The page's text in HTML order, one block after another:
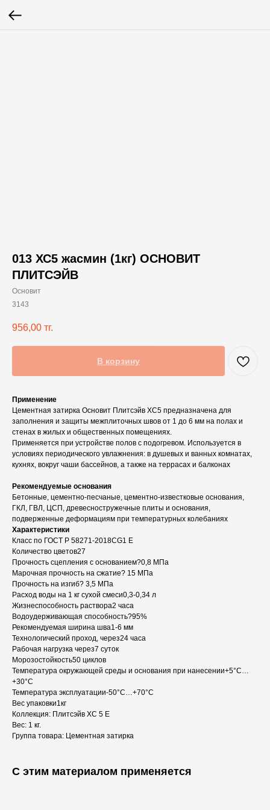
013 ХС5 жасмин (1кг) ОСНОВИТ
ПЛИТСЭЙВ
Основит
3143
956,00 тг.
В корзину
Применение
Цементная затирка Основит Плитсэйв XC5 предназначена для
заполнения и защиты межплиточных швов от 1 до 6 мм на полах и
стенах в жилых и общественных помещениях.
Применяется при устройстве полов с подогревом. Используется в
условиях периодического увлажнения: в душевых и ванных комнатах,
кухнях, вокруг чаши бассейнов, а также на террасах и балконах
Рекомендуемые основания
Бетонные, цементно-песчаные, цементно-известковые основания,
ГКЛ, ГВЛ, ЦСП, древесностружечные плиты и основания,
подверженные деформациям при температурных колебаниях
Характеристики
Класс по ГОСТ Р 58271-2018CG1 E
Количество цветов27
Прочность сцепления с основанием?0,8 МПа
Марочная прочность на сжатие? 15 МПа
Прочность на изгиб? 3,5 МПа
Расход воды на 1 кг сухой смеси0,3-0,34 л
Жизнеспособность раствора2 часа
Водоудерживающая способность?95%
Рекомендуемая ширина шва1-6 мм
Технологический проход, через24 часа
Рабочая нагрузка через7 суток
Морозостойкость50 циклов
Температура окружающей среды и основания при нанесении+5°С…
+30°С
Температура эксплуатации-50°С…+70°С
Вес упаковки1кг
Коллекция: Плитсэйв XC 5 E
Вес: 1 кг.
Группа товара: Цементная затирка
С этим материалом применяется